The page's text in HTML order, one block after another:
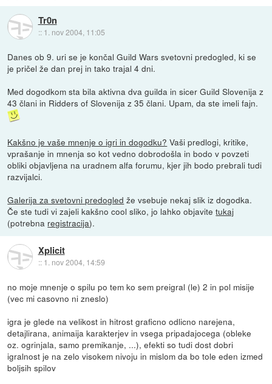
Tr0n
:: 1. nov 2004, 11:05
Danes ob 9. uri se je končal Guild Wars svetovni predogled, ki se
je pričel že dan prej in tako trajal 4 dni.
Med dogodkom sta bila aktivna dva guilda in sicer Guild Slovenija z
43 člani in Ridders of Slovenija z 35 člani. Upam, da ste imeli fajn.
Kakšno je vaše mnenje o igri in dogodku? Vaši predlogi, kritike,
vprašanje in mnenja so kot vedno dobrodošla in bodo v povzeti
obliki objavljena na uradnem alfa forumu, kjer jih bodo prebrali tudi
razvijalci.
Galerija za svetovni predogled že vsebuje nekaj slik iz dogodka.
Če ste tudi vi zajeli kakšno cool sliko, jo lahko objavitetukaj
(potrebna registracija).
Xplicit
:: 1. nov 2004, 14:59
no moje mnenje o spilu po tem ko sem preigral (le) 2 in pol misije
(vec mi casovno ni zneslo)
igra je glede na velikost in hitrost graficno odlicno narejena,
detajlirana, animaija karakterjev in vsega pripadajocega (obleke
oz. ogrinjala, samo premikanje, ...), efekti so tudi dost dobri
igralnost je na zelo visokem nivoju in mislom da bo tole eden izmed
boljsih spilov